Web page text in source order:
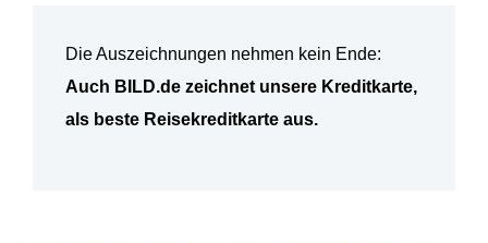
Die Auszeichnungen nehmen kein Ende:
Auch BILD.de zeichnet unsere Kreditkarte,
als beste Reisekreditkarte aus.